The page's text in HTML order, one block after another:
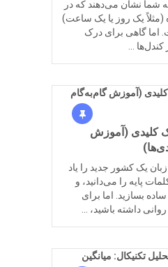
شما نشان می‌دهند که در
(مثلاً یک روز یا یک ساعت)
اما گاهی برای درک
…
کلیدی (آموزش
یک کشور جدید را یاد
پایه را می‌دانید، و
بسازید. اما برای
داشته باشید، …